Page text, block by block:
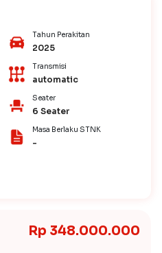
Tahun Perakitan
2025
Transmisi
automatic
Seater
6 Seater
Masa Berlaku STNK
-
Rp 348.000.000